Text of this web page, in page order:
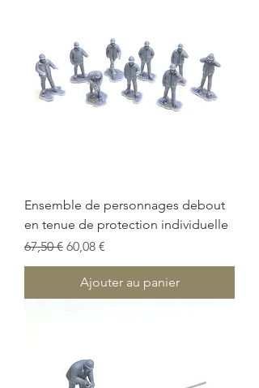
Ensemble de personnages debout
en tenue de protection individuelle
Prix original
67,50 € Prix promotionnel
60,08 €
Ajouter au panier